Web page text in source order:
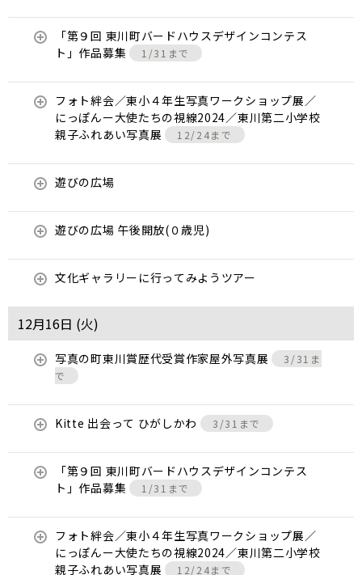
「第９回 東川町バードハウスデザインコンテス
ト」作品募集
1/31まで
フォト絆会／東小４年生写真ワークショップ展／
にっぽんー大使たちの視線2024／東川第二小学校
親子ふれあい写真展
12/24まで
遊びの広場
遊びの広場 午後開放(０歳児)
文化ギャラリーに行ってみようツアー
12月16日 (火)
写真の町東川賞歴代受賞作家屋外写真展
3/31ま
で
Kitte 出会って ひがしかわ 3/31まで
「第９回 東川町バードハウスデザインコンテス
ト」作品募集
1/31まで
フォト絆会／東小４年生写真ワークショップ展／
にっぽんー大使たちの視線2024／東川第二小学校
親子ふれあい写真展
12/24まで